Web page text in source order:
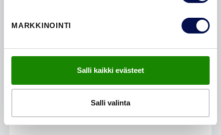
MARKKINOINTI
Salli kaikki evästeet
Salli valinta